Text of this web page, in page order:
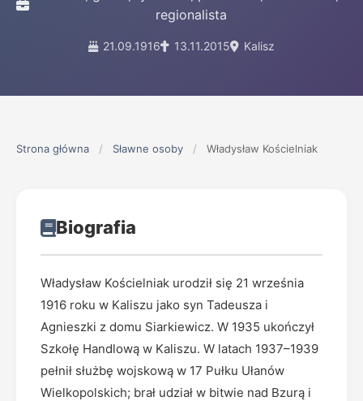
regionalista
21.09.1916 13.11.2015 Kalisz
Strona główna / Sławne osoby / Władysław Kościelniak
Biografia
Władysław Kościelniak urodził się 21 września
1916 roku w Kaliszu jako syn Tadeusza i
Agnieszki z domu Siarkiewicz. W 1935 ukończył
Szkołę Handlową w Kaliszu. W latach 1937–1939
pełnił służbę wojskową w 17 Pułku Ułanów
Wielkopolskich; brał udział w bitwie nad Bzurą i